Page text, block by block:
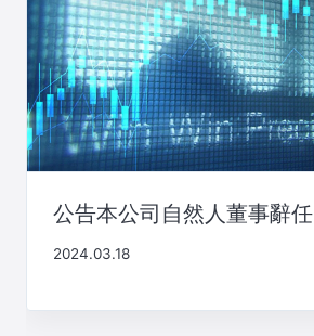
公告本公司自然人董事辭任
2024.03.18